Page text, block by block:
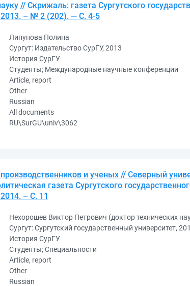
// Скрижаль: газета Сургутского
2013. – № 2 (202). — С. 4-5
Липунова Полина
Сургут: Издательство СурГУ, 2013
История СурГУ
Студенты; Международные научные конференции
Article, report
Other
Russian
All documents
RU\SurGU\univ\3062
и ученых // Северный
газета Сургутского
– С. 11
Нехорошев Виктор Петрович (доктор технических
Сургут: Сургутский государственный университет,
История СурГУ
Студенты; Специальности
Article, report
Other
Russian